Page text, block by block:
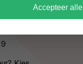
Accepteer alle